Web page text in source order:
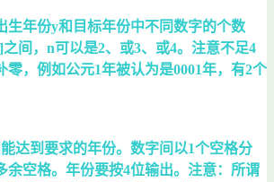
生年份y和目标年份中不同数字的个数
间，n可以是2、或3、或4。注意不足4
零，例如公元1年被认为是0001年，有2个
达到要求的年份。数字间以1个空格分
余空格。年份要按4位输出。注意：所谓